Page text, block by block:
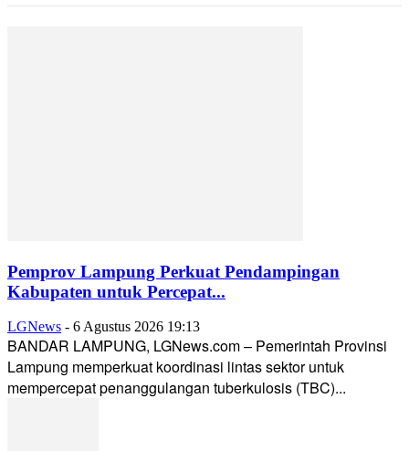
Pemprov Lampung Perkuat Pendampingan
Kabupaten untuk Percepat...
LGNews - 6 Agustus 2026 19:13
BANDAR LAMPUNG, LGNews.com – Pemerintah Provinsi
Lampung memperkuat koordinasi lintas sektor untuk
mempercepat penanggulangan tuberkulosis (TBC)...